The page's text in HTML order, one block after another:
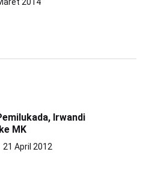
2014
Irwandi
MK
21 April 2012